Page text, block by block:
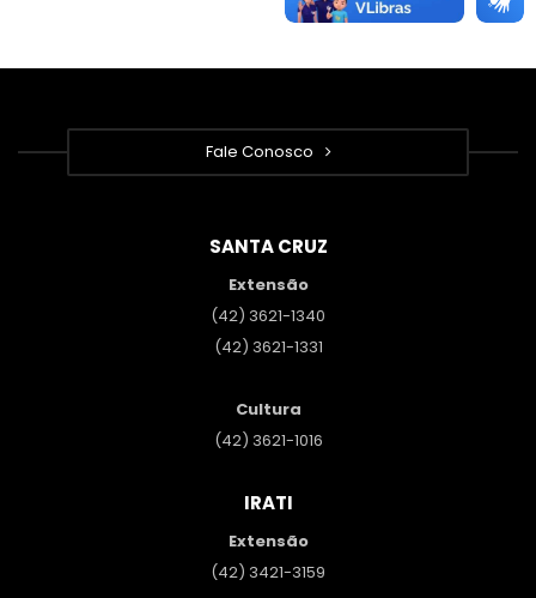
Fale Conosco
SANTA CRUZ
Extensão
(42) 3621-1340
(42) 3621-1331
Cultura
(42) 3621-1016
IRATI
Extensão
(42) 3421-3159